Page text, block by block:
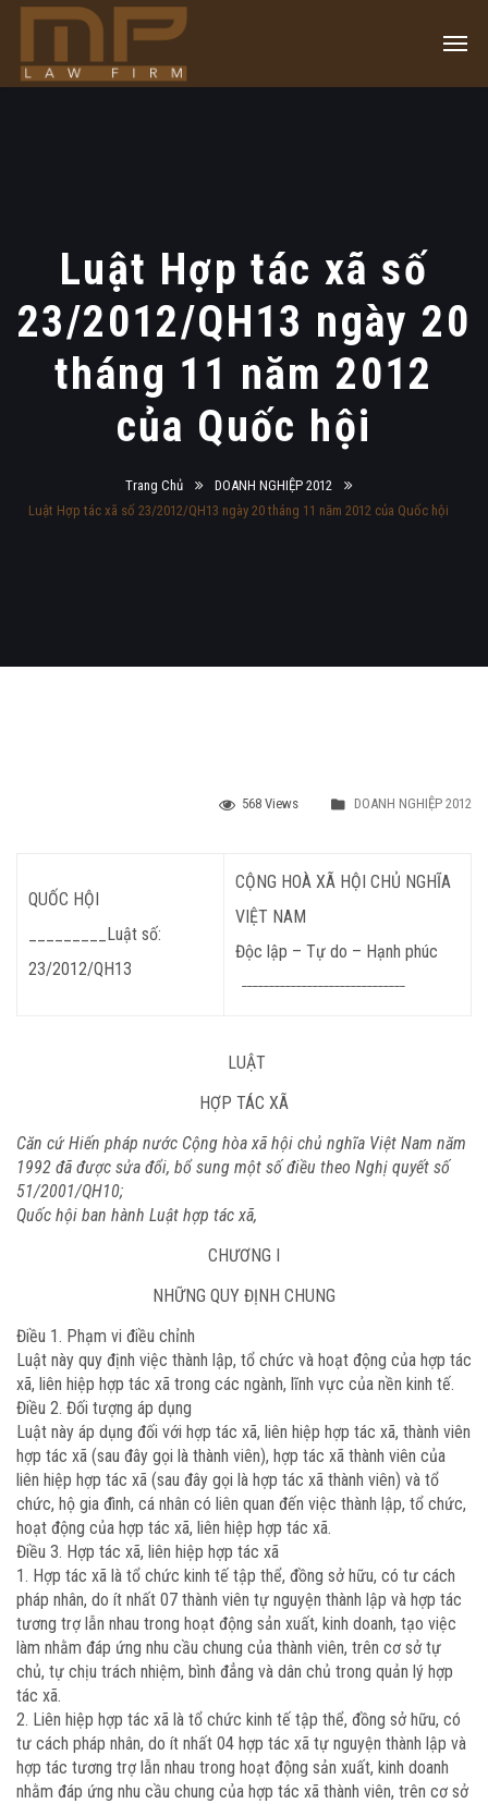
Luật Hợp tác xã số
23/2012/QH13 ngày 20
tháng 11 năm 2012
của Quốc hội
Trang Chủ
DOANH NGHIỆP 2012
Luật Hợp tác xã số 23/2012/QH13 ngày 20 tháng 11 năm 2012 của Quốc hội
568 Views DOANH NGHIỆP 2012
QUỐC HỘI
Luật số:
23/2012/QH13
CỘNG HOÀ XÃ HỘI CHỦ NGHĨA
VIỆT NAM
Độc lập – Tự do – Hạnh phúc
LUẬT
HỢP TÁC XÃ
Căn cứ Hiến pháp nước Cộng hòa xã hội chủ nghĩa Việt Nam năm
1992 đã được sửa đổi, bổ sung một số điều theo Nghị quyết số
51/2001/QH10;
Quốc hội ban hành Luật hợp tác xã,
CHƯƠNG I
NHỮNG QUY ĐỊNH CHUNG
Điều 1. Phạm vi điều chỉnh
Luật này quy định việc thành lập, tổ chức và hoạt động của hợp tác
xã, liên hiệp hợp tác xã trong các ngành, lĩnh vực của nền kinh tế.
Điều 2. Đối tượng áp dụng
Luật này áp dụng đối với hợp tác xã, liên hiệp hợp tác xã, thành viên
hợp tác xã (sau đây gọi là thành viên), hợp tác xã thành viên của
liên hiệp hợp tác xã (sau đây gọi là hợp tác xã thành viên) và tổ
chức, hộ gia đình, cá nhân có liên quan đến việc thành lập, tổ chức,
hoạt động của hợp tác xã, liên hiệp hợp tác xã.
Điều 3. Hợp tác xã, liên hiệp hợp tác xã
1. Hợp tác xã là tổ chức kinh tế tập thể, đồng sở hữu, có tư cách
pháp nhân, do ít nhất 07 thành viên tự nguyện thành lập và hợp tác
tương trợ lẫn nhau trong hoạt động sản xuất, kinh doanh, tạo việc
làm nhằm đáp ứng nhu cầu chung của thành viên, trên cơ sở tự
chủ, tự chịu trách nhiệm, bình đẳng và dân chủ trong quản lý hợp
tác xã.
2. Liên hiệp hợp tác xã là tổ chức kinh tế tập thể, đồng sở hữu, có
tư cách pháp nhân, do ít nhất 04 hợp tác xã tự nguyện thành lập và
hợp tác tương trợ lẫn nhau trong hoạt động sản xuất, kinh doanh
nhằm đáp ứng nhu cầu chung của hợp tác xã thành viên, trên cơ sở